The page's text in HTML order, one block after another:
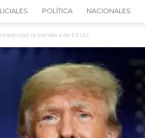
POLÍTICA NACIONALES
con la bandera de EEUU